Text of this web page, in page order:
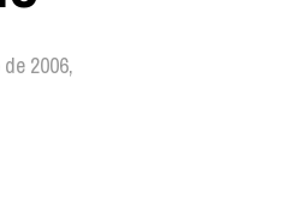
2006,